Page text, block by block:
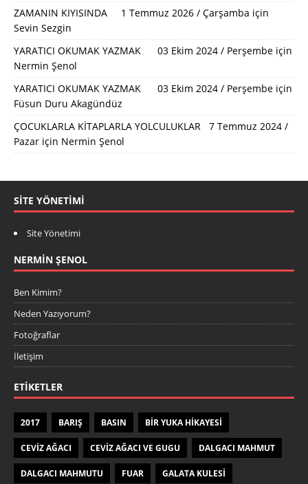
ZAMANIN KIYISINDA 1 Temmuz 2026 / Çarşamba için
Sevin Sezgin
YARATICI OKUMAK YAZMAK 03 Ekim 2024 / Perşembe için
Nermin Şenol
YARATICI OKUMAK YAZMAK 03 Ekim 2024 / Perşembe için
Füsun Duru Akagündüz
ÇOCUKLARLA KİTAPLARLA YOLCULUKLAR 7 Temmuz 2024 /
Pazar için Nermin Şenol
SITE YÖNETIMI
Site Yönetimi
NERMIN ŞENOL
Ben Kimim?
Neden Yazıyorum?
Fotoğraflar
İletişim
ETIKETLER
2017 BARIŞ BASIN BIR YUKA HIKAYESI
CEVIZ AĞACI CEVIZ AĞACI VE GUGU DALGACI MAHMUT
DALGACI MAHMUTU FUAR GALATA KULESI